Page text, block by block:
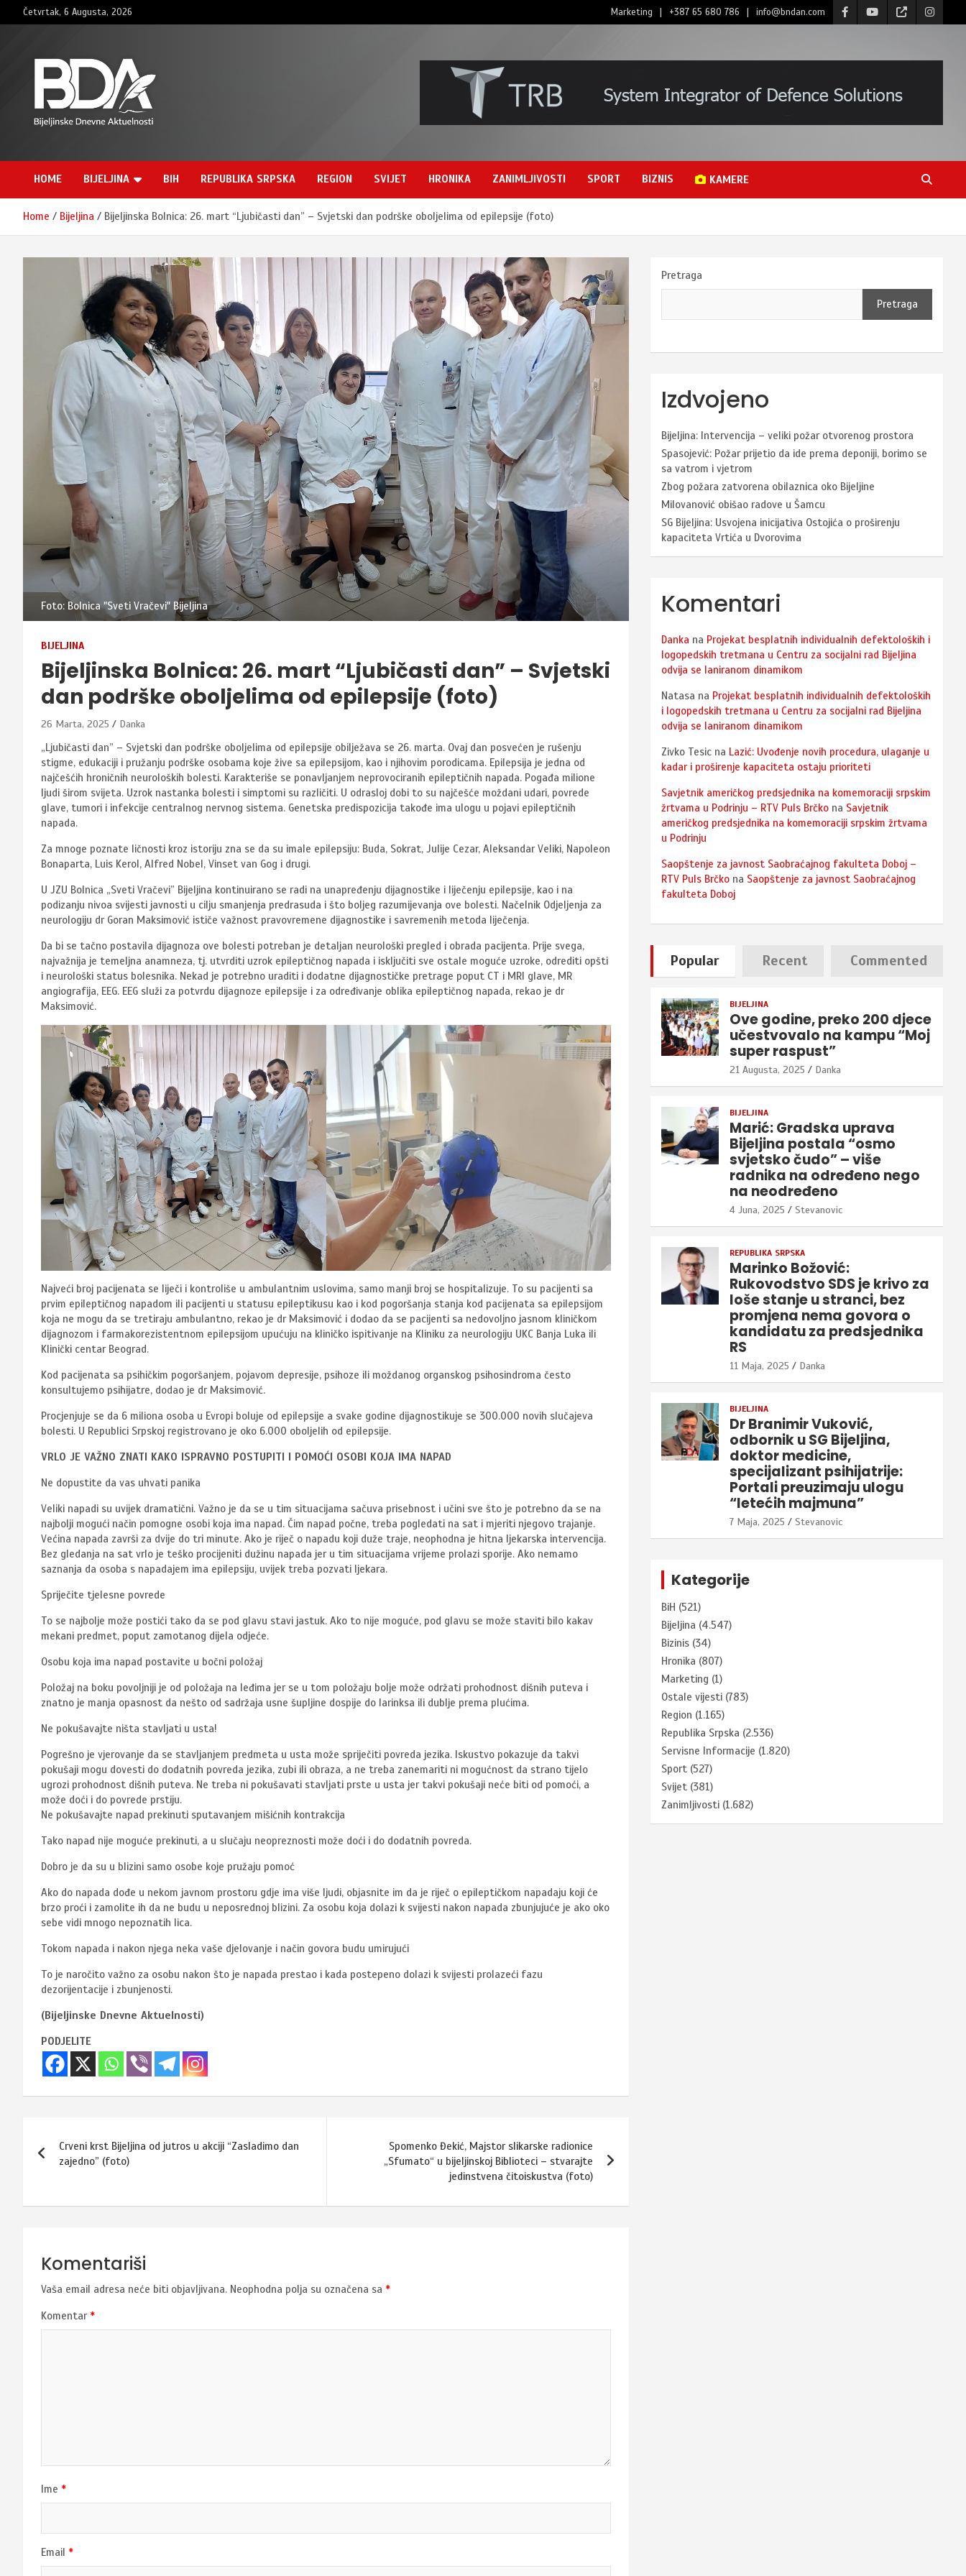
to
Četvrtak, 6 Augusta, 2026 Marketing +387 65 680 786 info@bndan.com
BNDAN.com
HOME BIJELJINA BIH REPUBLIKA SRPSKA REGION SVIJET HRONIKA ZANIMLJIVOSTI SPORT BIZNIS KAMERE
Home Bijeljina Bijeljinska Bolnica: 26. mart “Ljubičasti dan” – Svjetski dan podrške oboljelima od epilepsije (foto)
Foto: Bolnica "Sveti Vračevi" Bijeljina
BIJELJINA
Bijeljinska Bolnica: 26. mart “Ljubičasti dan” – Svjetski
dan podrške oboljelima od epilepsije (foto)
26 Marta, 2025 Danka
„Ljubičasti dan” – Svjetski dan podrške oboljelima od epilepsije obilježava se 26. marta. Ovaj dan posvećen je rušenju
stigme, edukaciji i pružanju podrške osobama koje žive sa epilepsijom, kao i njihovim porodicama. Epilepsija je jedna od
najčešćih hroničnih neuroloških bolesti. Karakteriše se ponavljanjem neprovociranih epileptičnih napada. Pogađa milione
ljudi širom svijeta. Uzrok nastanka bolesti i simptomi su različiti. U odrasloj dobi to su najčešće moždani udari, povrede
glave, tumori i infekcije centralnog nervnog sistema. Genetska predispozicija takođe ima ulogu u pojavi epileptičnih
napada.
Za mnoge poznate ličnosti kroz istoriju zna se da su imale epilepsiju: Buda, Sokrat, Julije Cezar, Aleksandar Veliki, Napoleon
Bonaparta, Luis Kerol, Alfred Nobel, Vinset van Gog i drugi.
U JZU Bolnica „Sveti Vračevi” Bijeljina kontinuirano se radi na unapređenju dijagnostike i liječenju epilepsije, kao i na
podizanju nivoa svijesti javnosti u cilju smanjenja predrasuda i što boljeg razumijevanja ove bolesti. Načelnik Odjeljenja za
neurologiju dr Goran Maksimović ističe važnost pravovremene dijagnostike i savremenih metoda liječenja.
Da bi se tačno postavila dijagnoza ove bolesti potreban je detaljan neurološki pregled i obrada pacijenta. Prije svega,
najvažnija je temeljna anamneza, tj. utvrditi uzrok epileptičnog napada i isključiti sve ostale moguće uzroke, odrediti opšti
i neurološki status bolesnika. Nekad je potrebno uraditi i dodatne dijagnostičke pretrage poput CT i MRI glave, MR
angiografija, EEG. EEG služi za potvrdu dijagnoze epilepsije i za određivanje oblika epileptičnog napada, rekao je dr
Maksimović.
Najveći broj pacijenata se liječi i kontroliše u ambulantnim uslovima, samo manji broj se hospitalizuje. To su pacijenti sa
prvim epileptičnog napadom ili pacijenti u statusu epileptikusu kao i kod pogoršanja stanja kod pacijenata sa epilepsijom
koja ne mogu da se tretiraju ambulantno, rekao je dr Maksimović i dodao da se pacijenti sa nedovoljno jasnom kliničkom
dijagnozom i farmakorezistentnom epilepsijom upućuju na kliničko ispitivanje na Kliniku za neurologiju UKC Banja Luka ili
Klinički centar Beograd.
Kod pacijenata sa psihičkim pogoršanjem, pojavom depresije, psihoze ili moždanog organskog psihosindroma često
konsultujemo psihijatre, dodao je dr Maksimović.
Procjenjuje se da 6 miliona osoba u Evropi boluje od epilepsije a svake godine dijagnostikuje se 300.000 novih slučajeva
bolesti. U Republici Srpskoj registrovano je oko 6.000 oboljelih od epilepsije.
VRLO JE VAŽNO ZNATI KAKO ISPRAVNO POSTUPITI I POMOĆI OSOBI KOJA IMA NAPAD
Ne dopustite da vas uhvati panika
Veliki napadi su uvijek dramatični. Važno je da se u tim situacijama sačuva prisebnost i učini sve što je potrebno da se na
najbolji mogući način pomogne osobi koja ima napad. Čim napad počne, treba pogledati na sat i mjeriti njegovo trajanje.
Većina napada završi za dvije do tri minute. Ako je riječ o napadu koji duže traje, neophodna je hitna ljekarska intervencija.
Bez gledanja na sat vrlo je teško procijeniti dužinu napada jer u tim situacijama vrijeme prolazi sporije. Ako nemamo
saznanja da osoba s napadajem ima epilepsiju, uvijek treba pozvati ljekara.
Spriječite tjelesne povrede
To se najbolje može postići tako da se pod glavu stavi jastuk. Ako to nije moguće, pod glavu se može staviti bilo kakav
mekani predmet, poput zamotanog dijela odjeće.
Osobu koja ima napad postavite u bočni položaj
Položaj na boku povoljniji je od položaja na leđima jer se u tom položaju bolje može održati prohodnost dišnih puteva i
znatno je manja opasnost da nešto od sadržaja usne šupljine dospije do larinksa ili dublje prema plućima.
Ne pokušavajte ništa stavljati u usta!
Pogrešno je vjerovanje da se stavljanjem predmeta u usta može spriječiti povreda jezika. Iskustvo pokazuje da takvi
pokušaji mogu dovesti do dodatnih povreda jezika, zubi ili obraza, a ne treba zanemariti ni mogućnost da strano tijelo
ugrozi prohodnost dišnih puteva. Ne treba ni pokušavati stavljati prste u usta jer takvi pokušaji neće biti od pomoći, a
može doći i do povrede prstiju.
Ne pokušavajte napad prekinuti sputavanjem mišićnih kontrakcija
Tako napad nije moguće prekinuti, a u slučaju neopreznosti može doći i do dodatnih povreda.
Dobro je da su u blizini samo osobe koje pružaju pomoć
Ako do napada dođe u nekom javnom prostoru gdje ima više ljudi, objasnite im da je riječ o epileptičkom napadaju koji će
brzo proći i zamolite ih da ne budu u neposrednoj blizini. Za osobu koja dolazi k svijesti nakon napada zbunjujuće je ako oko
sebe vidi mnogo nepoznatih lica.
Tokom napada i nakon njega neka vaše djelovanje i način govora budu umirujući
To je naročito važno za osobu nakon što je napada prestao i kada postepeno dolazi k svijesti prolazeći fazu
dezorijentacije i zbunjenosti.
(Bijeljinske Dnevne Aktuelnosti)
PODJELITE
članaka
Crveni krst Bijeljina od jutros u akciji “Zasladimo dan
zajedno” (foto)
Spomenko Đekić, Majstor slikarske radionice
„Sfumato“ u bijeljinskoj Biblioteci – stvarajte
jedinstvena čitoiskustva (foto)
Komentariši
Vaša email adresa neće biti objavljivana. Neophodna polja su označena sa *
Komentar *
Ime *
Email *
Pretraga
Pretraga
Izdvojeno
Bijeljina: Intervencija – veliki požar otvorenog prostora
Spasojević: Požar prijetio da ide prema deponiji, borimo se
sa vatrom i vjetrom
Zbog požara zatvorena obilaznica oko Bijeljine
Milovanović obišao radove u Šamcu
SG Bijeljina: Usvojena inicijativa Ostojića o proširenju
kapaciteta Vrtića u Dvorovima
Komentari
Danka na Projekat besplatnih individualnih defektoloških i
logopedskih tretmana u Centru za socijalni rad Bijeljina
odvija se laniranom dinamikom
Natasa na Projekat besplatnih individualnih defektoloških
i logopedskih tretmana u Centru za socijalni rad Bijeljina
odvija se laniranom dinamikom
Zivko Tesic na Lazić: Uvođenje novih procedura, ulaganje u
kadar i proširenje kapaciteta ostaju prioriteti
Savjetnik američkog predsjednika na komemoraciji srpskim
žrtvama u Podrinju – RTV Puls Brčko na Savjetnik
američkog predsjednika na komemoraciji srpskim žrtvama
u Podrinju
Saopštenje za javnost Saobraćajnog fakulteta Doboj –
RTV Puls Brčko na Saopštenje za javnost Saobraćajnog
fakulteta Doboj
Popular Recent Commented
BIJELJINA
Ove godine, preko 200 djece
učestvovalo na kampu “Moj
super raspust”
21 Augusta, 2025 Danka
BIJELJINA
Marić: Gradska uprava
Bijeljina postala “osmo
svjetsko čudo” – više
radnika na određeno nego
na neodređeno
4 Juna, 2025 Stevanovic
REPUBLIKA SRPSKA
Marinko Božović:
Rukovodstvo SDS je krivo za
loše stanje u stranci, bez
promjena nema govora o
kandidatu za predsjednika
RS
11 Maja, 2025 Danka
BIJELJINA
Dr Branimir Vuković,
odbornik u SG Bijeljina,
doktor medicine,
specijalizant psihijatrije:
Portali preuzimaju ulogu
“letećih majmuna”
7 Maja, 2025 Stevanovic
Kategorije
BiH (521)
Bijeljina (4.547)
Bizinis (34)
Hronika (807)
Marketing (1)
Ostale vijesti (783)
Region (1.165)
Republika Srpska (2.536)
Servisne Informacije (1.820)
Sport (527)
Svijet (381)
Zanimljivosti (1.682)